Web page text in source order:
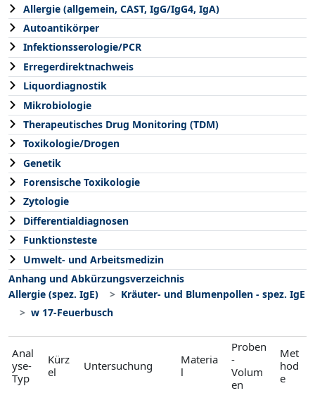
Allergie (allgemein, CAST, IgG/IgG4, IgA)
Autoantikörper
Infektionsserologie/PCR
Erregerdirektnachweis
Liquordiagnostik
Mikrobiologie
Therapeutisches Drug Monitoring (TDM)
Toxikologie/Drogen
Genetik
Forensische Toxikologie
Zytologie
Differentialdiagnosen
Funktionsteste
Umwelt- und Arbeitsmedizin
Anhang und Abkürzungsverzeichnis
Allergie (spez. IgE)
Kräuter- und Blumenpollen - spez. IgE
w 17-Feuerbusch
Anal
yse-
Typ
Kürz
el
Untersuchung
Materia
l
Proben
-
Volum
en
Met
hod
e